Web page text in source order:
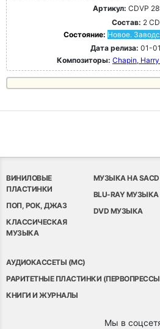
Артикул: CDVP
Состав: 2 CD
Состояние: Новое.
Дата релиза: 01-
Композиторы: Chapin,
ВИНИЛОВЫЕ
ПЛАСТИНКИ
ПОП, РОК, ДЖАЗ
КЛАССИЧЕСКАЯ
МУЗЫКА
МУЗЫКА НА SACD
BLU-RAY МУЗЫКА
DVD МУЗЫКА
АУДИОКАССЕТЫ (MC)
РАРИТЕТНЫЕ ПЛАСТИНКИ
КНИГИ И ЖУРНАЛЫ
Мы в